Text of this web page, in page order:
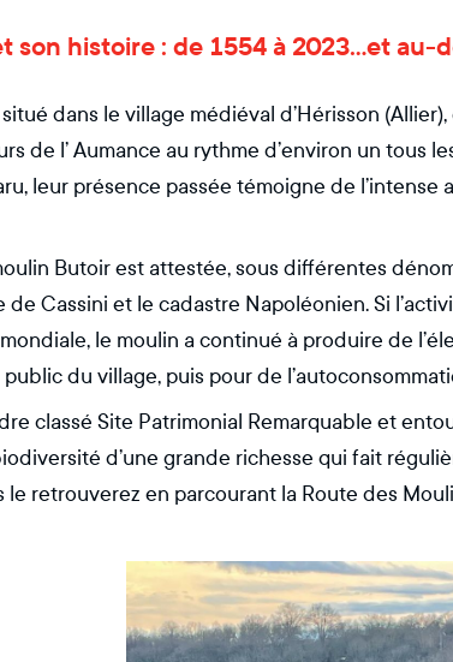
son histoire : de 1554 à 2023...et au-
dans le village médiéval d’Hérisson
de l’ Aumance au rythme d’environ un tous
leur présence passée témoigne de
Butoir est attestée, sous différentes
de Cassini et le cadastre Napoléonien. Si
le moulin a continué à produire de
public du village, puis pour de
classé Site Patrimonial Remarquable et
d’une grande richesse qui fait
le retrouverez en parcourant la Route des